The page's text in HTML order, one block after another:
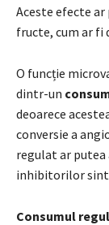
Aceste efecte
fructe, cum ar fi
O funcție
dintr-un
deoarece
conversie a
regulat ar putea
inhibitorilor
Consumul